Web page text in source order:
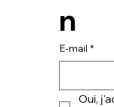
n
E-mail *
Oui,